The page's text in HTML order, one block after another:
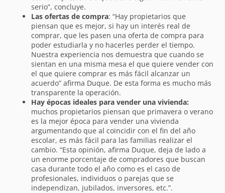
serio”, concluye.
Las ofertas de compra: “Hay propietarios que
piensan que es mejor, si hay un interés real de
comprar, que les pasen una oferta de compra para
poder estudiarla y no hacerles perder el tiempo.
Nuestra experiencia nos demuestra que cuando se
sientan en una misma mesa el que quiere vender con
el que quiere comprar es más fácil alcanzar un
acuerdo” afirma Duque. De esta forma es mucho más
transparente la operación.
Hay épocas ideales para vender una vivienda:
muchos propietarios piensan que primavera o verano
es la mejor época para vender una vivienda
argumentando que al coincidir con el fin del año
escolar, es más fácil para las familias realizar el
cambio. “Esta opinión, afirma Duque, deja de lado a
un enorme porcentaje de compradores que buscan
casa durante todo el año como es el caso de
profesionales, individuos o parejas que se
independizan, jubilados, inversores, etc.”.